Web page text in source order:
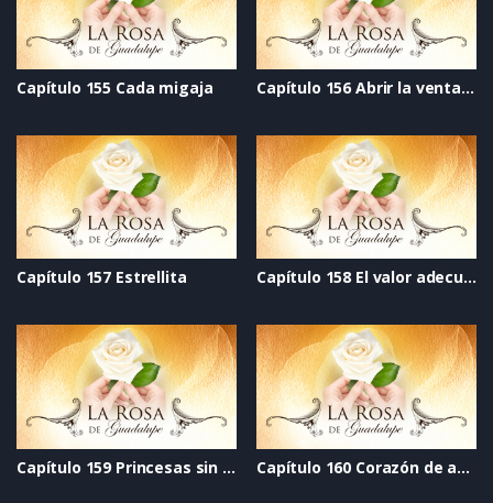
Capítulo 155 Cada migaja Capítulo 156 Abrir la ventana
Capítulo 157 Estrellita Capítulo 158 El valor adecuado
Capítulo 159 Princesas sin dragones Capítulo 160 Corazón de azúcar